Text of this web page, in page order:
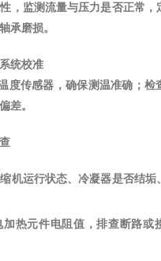
，监测流量与压力是否正常，
承磨损。
统校准
度传感器，确保测温准确；检
差。
机运行状态、冷凝器是否结垢
热元件电阻值，排查断路或